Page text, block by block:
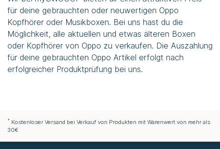
für deine gebrauchten oder neuwertigen Oppo
Kopfhörer oder Musikboxen. Bei uns hast du die
Möglichkeit, alle aktuellen und etwas älteren Boxen
oder Kopfhörer von Oppo zu verkaufen. Die Auszahlung
für deine gebrauchten Oppo Artikel erfolgt nach
erfolgreicher Produktprüfung bei uns.
* Kostenloser Versand bei Verkauf von Produkten mit Warenwert von mehr als
30€